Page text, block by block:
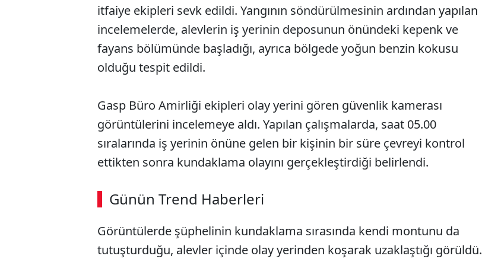
itfaiye ekipleri sevk edildi. Yangının söndürülmesinin ardından yapılan
incelemelerde, alevlerin iş yerinin deposunun önündeki kepenk ve
fayans bölümünde başladığı, ayrıca bölgede yoğun benzin kokusu
olduğu tespit edildi.
Gasp Büro Amirliği ekipleri olay yerini gören güvenlik kamerası
görüntülerini incelemeye aldı. Yapılan çalışmalarda, saat 05.00
sıralarında iş yerinin önüne gelen bir kişinin bir süre çevreyi kontrol
ettikten sonra kundaklama olayını gerçekleştirdiği belirlendi.
Günün Trend Haberleri
SÖZCÜ SON DAKİKA
Görüntülerde şüphelinin kundaklama sırasında kendi montunu da
tutuşturduğu, alevler içinde olay yerinden koşarak uzaklaştığı görüldü.